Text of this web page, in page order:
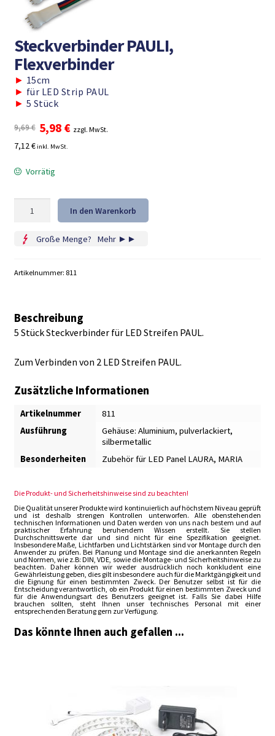
Steckverbinder PAULI,
Flexverbinder
► 15cm
► für LED Strip PAUL
► 5 Stück
9,69€ Ursprünglicher
Preis
war:
5,98 €Aktueller
zzgl. MwSt.
7,12 €inkl. MwSt.
Vorrätig
Steckverbinder
PAULI,
Menge
In den Warenkorb
Große Menge? Mehr ►►
Artikelnummer: 811
Beschreibung
5 Stück Steckverbinder für LED Streifen PAUL.
Zum Verbinden von 2 LED Streifen PAUL.
Zusätzliche Informationen
Artikelnummer
811
Ausführung
Gehäuse: Aluminium, pulverlackiert,
silbermetallic
Besonderheiten
Zubehör für LED Panel LAURA, MARIA
Die Produkt- und Sicherheitshinweise sind zu beachten!
Die Qualität unserer Produkte wird kontinuierlich auf höchstem Niveau geprüft
und ist deshalb strengen Kontrollen unterworfen. Alle obenstehenden
technischen Informationen und Daten werden von uns nach bestem und auf
praktischer Erfahrung beruhendem Wissen erstellt. Sie stellen
Durchschnittswerte dar und sind nicht für eine Spezifikation geeignet.
Insbesondere Maße, Lichtfarben und Lichtstärken sind vor Montage durch den
Anwender zu prüfen. Bei Planung und Montage sind die anerkannten Regeln
und Normen, wie z.B: DIN, VDE, sowie die Montage- und Sicherheitshinweise zu
beachten. Daher können wir weder ausdrücklich noch konkludent eine
Gewährleistung geben, dies gilt insbesondere auch für die Marktgängigkeit und
die Eignung für einen bestimmten Zweck. Der Benutzer selbst ist für die
Entscheidung verantwortlich, ob ein Produkt für einen bestimmten Zweck und
für die Anwendungsart des Benutzers geeignet ist. Falls Sie dabei Hilfe
brauchen sollten, steht Ihnen unser technisches Personal mit einer
entsprechenden Beratung gern zur Verfügung.
Das könnte Ihnen auch gefallen ...